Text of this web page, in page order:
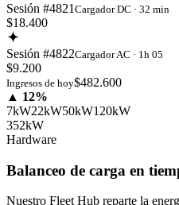
Sesión #4821 Cargador DC · 32 min
$18.400
Sesión #4822Cargador AC · 1h 05
$9.200
Ingresos de hoy$482.600
▲ 12%
7kW22kW50kW120kW
352kW
Hardware
Balanceo de carga en
Nuestro Fleet Hub reparte la